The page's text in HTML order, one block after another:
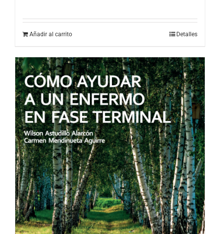
Añadir al carrito Detalles